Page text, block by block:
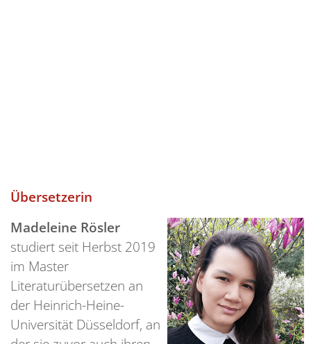
Übersetzerin
Madeleine Rösler
studiert seit Herbst 2019
im Master
Literaturübersetzen an
der Heinrich-Heine-
Universität Düsseldorf, an